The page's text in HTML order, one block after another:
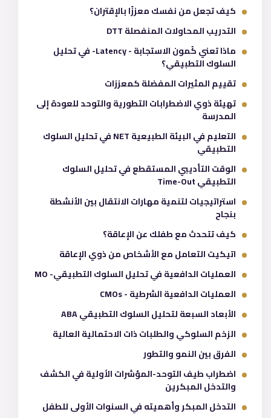
كيف تجعل من نفسك معززًا بالإقتران؟
التدريب المحاولات المنفصلة DTT
ماذا تعني كُمون الاستجابة - Latency- في تحليل
السلوك التطبيقي؟
تقييم المثيرات المفضلة كمعززات
تهيئة ذوي الاضطرابات التطورية والتوحد للعودة إلى
المدرسة
التعليم في البيئة الطبيعية NET في تحليل السلوك
التطبيقي
الوقت التأديبي المستقطع في تحليل السلوك
التطبيقي Time-Out
استراتيجيات لتنمية مهارات الانتقال بين الأنشطة
بنجاح
كيف تتحدث مع طفلك عن الإعاقة؟
اتيكيت التعامل مع الأشخاص من ذوي الإعاقة
العمليات الدافعية في تحليل السلوك التطبيقي- MO
العمليات الدافعية الشرطية - CMOs
الأبعاد السبعة لتحليل السلوك التطبيقي ABA
الزخم السلوكي والطلبات ذات الاحتمالية العالية
الفرق بين النمو والتطور
اضطراب طيف التوحد-المؤشرات الأولية في الكشف
والتدخل المبكرين
التدخل المبكر وأهميته في السنوات الأولى للطفل